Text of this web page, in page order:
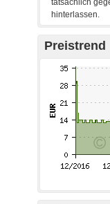
Preistrend